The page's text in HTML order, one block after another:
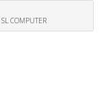
COMPUTER